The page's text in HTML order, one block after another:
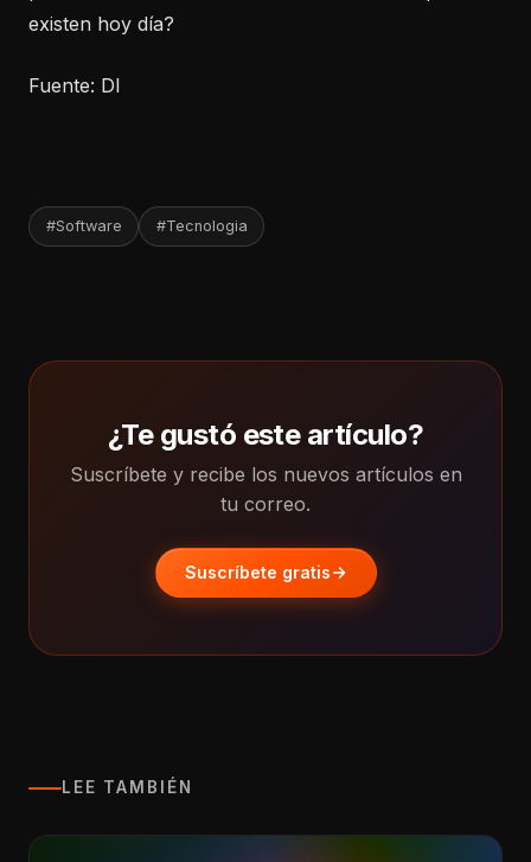
existen hoy día?
Fuente: DI
#Software #Tecnologia
¿Te gustó este artículo?
Suscríbete y recibe los nuevos artículos en
tu correo.
Suscríbete gratis
LEE TAMBIÉN